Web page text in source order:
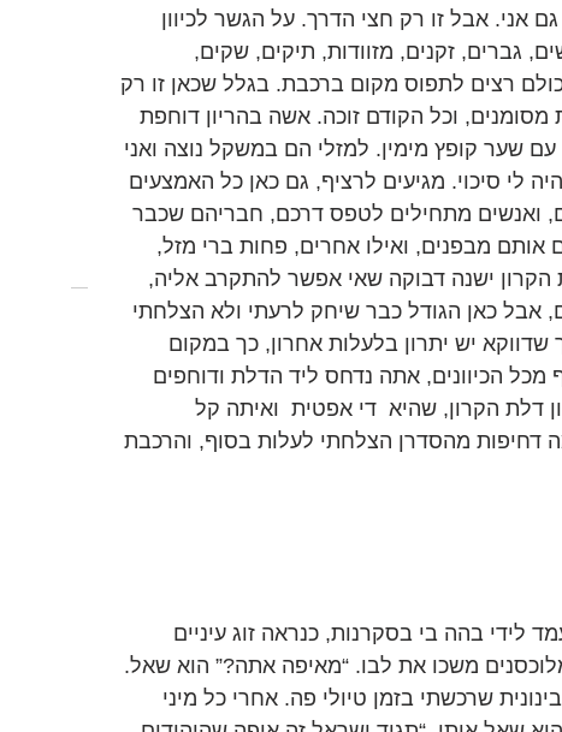
אני. אבל זו רק חצי הדרך. על הגשר לכיוון
גברים, זקנים, מזוודות, תיקים, שקים,
כולם רצים לתפוס מקום ברכבת. בגלל שכאן זו רק
וכל הקודם זוכה. אשה בהריון דוחפת
שער קופץ מימין. למזלי הם במשקל נוצה ואני
לי סיכוי. מגיעים לרציף, גם כאן כל האמצעים
ואנשים מתחילים לטפס דרכם, חבריהם שכבר
אותם מבפנים, ואילו אחרים, פחות ברי מזל,
הקרון ישנה דבוקה שאי אפשר להתקרב אליה,
אבל כאן הגודל כבר שיחק לרעתי ולא הצלחתי
יש יתרון בלעלות אחרון, כך במקום
הכיוונים, אתה נדחס ליד הדלת ודוחפים
דלת הקרון, שהיא  די אפטית  ואיתה קל
דחיפות מהסדרן הצלחתי לעלות בסוף, והרכבת
לידי בהה בי בסקרנות, כנראה זוג עיניים
משכו את לבו. “מאיפה אתה?” הוא שאל.
שרכשתי בזמן טיולי פה. אחרי כל מיני